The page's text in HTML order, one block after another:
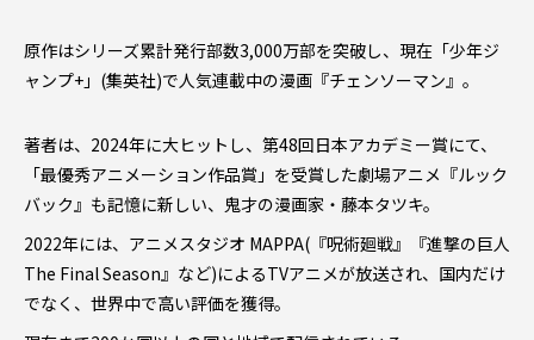
原作はシリーズ累計発行部数3,000万部を突破し、現在「少年ジ
ャンプ+」(集英社)で人気連載中の漫画『チェンソーマン』。
著者は、2024年に大ヒットし、第48回日本アカデミー賞にて、
「最優秀アニメーション作品賞」を受賞した劇場アニメ『ルック
バック』も記憶に新しい、鬼才の漫画家・藤本タツキ。
2022年には、アニメスタジオ MAPPA(『呪術廻戦』『進撃の巨人
The Final Season』など)によるTVアニメが放送され、国内だけ
でなく、世界中で高い評価を獲得。